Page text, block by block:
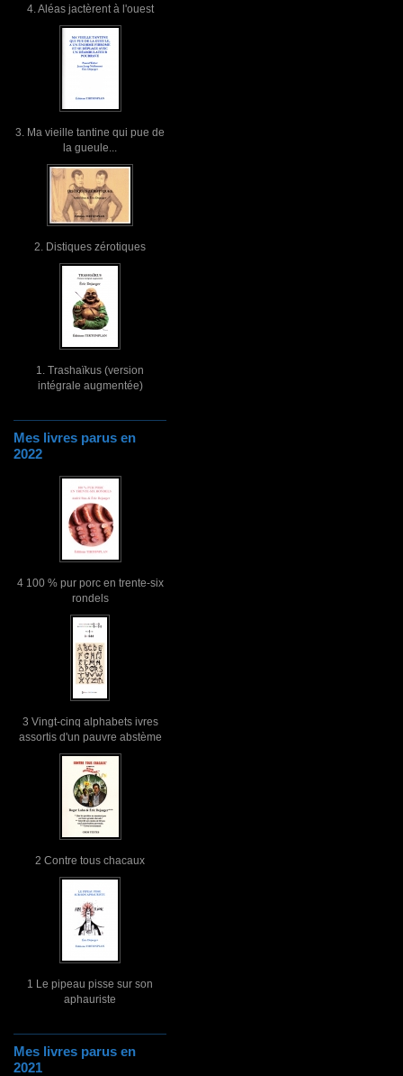
4. Aléas jactèrent à l'ouest
3. Ma vieille tantine qui pue de
la gueule...
2. Distiques zérotiques
1. Trashaïkus (version
intégrale augmentée)
Mes livres parus en
2022
4 100 % pur porc en trente-six
rondels
3 Vingt-cinq alphabets ivres
assortis d'un pauvre abstème
2 Contre tous chacaux
1 Le pipeau pisse sur son
aphauriste
Mes livres parus en
2021